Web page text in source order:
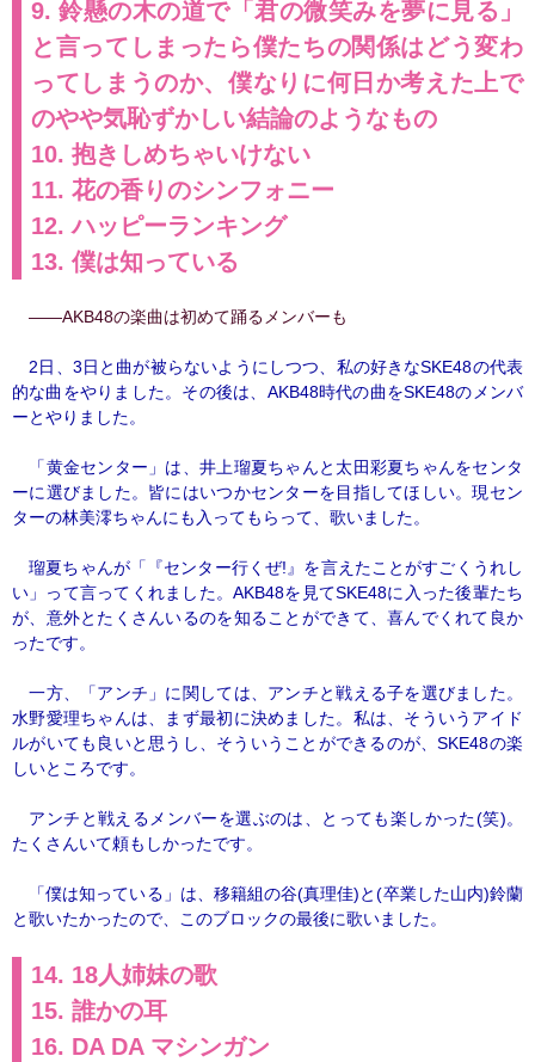
9. 鈴懸の木の道で「君の微笑みを夢に見る」
と言ってしまったら僕たちの関係はどう変わ
ってしまうのか、僕なりに何日か考えた上で
のやや気恥ずかしい結論のようなもの
10. 抱きしめちゃいけない
11. 花の香りのシンフォニー
12. ハッピーランキング
13. 僕は知っている
――AKB48の楽曲は初めて踊るメンバーも
2日、3日と曲が被らないようにしつつ、私の好きなSKE48の代表
的な曲をやりました。その後は、AKB48時代の曲をSKE48のメンバ
ーとやりました。
「黄金センター」は、井上瑠夏ちゃんと太田彩夏ちゃんをセンタ
ーに選びました。皆にはいつかセンターを目指してほしい。現セン
ターの林美澪ちゃんにも入ってもらって、歌いました。
瑠夏ちゃんが「『センター行くぜ!』を言えたことがすごくうれし
い」って言ってくれました。AKB48を見てSKE48に入った後輩たち
が、意外とたくさんいるのを知ることができて、喜んでくれて良か
ったです。
一方、「アンチ」に関しては、アンチと戦える子を選びました。
水野愛理ちゃんは、まず最初に決めました。私は、そういうアイド
ルがいても良いと思うし、そういうことができるのが、SKE48の楽
しいところです。
アンチと戦えるメンバーを選ぶのは、とっても楽しかった(笑)。
たくさんいて頼もしかったです。
「僕は知っている」は、移籍組の谷(真理佳)と(卒業した山内)鈴蘭
と歌いたかったので、このブロックの最後に歌いました。
14. 18人姉妹の歌
15. 誰かの耳
16. DA DA マシンガン